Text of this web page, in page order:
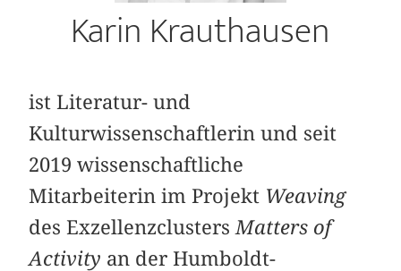
Karin Krauthausen
ist Literatur- und
Kulturwissenschaftlerin und seit
2019 wissenschaftliche
Mitarbeiterin im Projekt Weaving
des Exzellenzclusters Matters of
Activity an der Humboldt-